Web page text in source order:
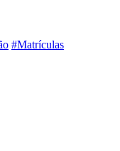
#Matrículas